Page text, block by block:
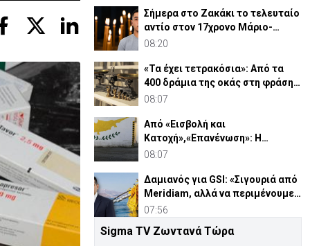
Σήμερα στο Ζακάκι το τελευταίο
αντίο στον 17χρονο Μάριο-
Γαβριήλ
08:20
«Τα έχει τετρακόσια»: Από τα
400 δράμια της οκάς στη φράση
που λέμε ακόμη
08:07
Από «Εισβολή και
Κατοχή»,«Επανένωση»: Η
χειραγώγηση της κοινής γνώμης
08:07
Δαμιανός για GSI: «Σιγουριά από
Meridiam, αλλά να περιμένουμε
την έκθεση ΕΤΕπ»
07:56
ΥΠΕΝ Ισραήλ: «Ελλάδα-ΗΠΑ
Sigma TV Ζωντανά Τώρα